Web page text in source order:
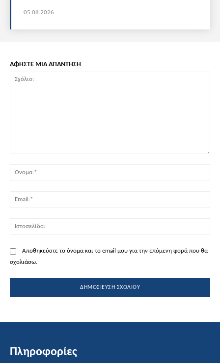
05.08.2026
ΑΦΗΣΤΕ ΜΙΑ ΑΠΑΝΤΗΣΗ
Αποθηκεύστε το όνομα και το email μου για την επόμενη φορά που θα
σχολιάσω.
Πληροφορίες